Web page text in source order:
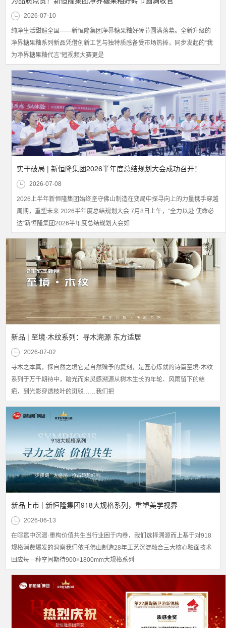
2026-07-10
纯净生活甜遍全国——新恒隆集团净界糖果釉好砖节圆满落幕。全新升级的
净界糖果釉系列新品凭借创新工艺与独特质感备受市场热捧，同步发起的“我
为净界糖果釉代言”短视频大赛更是
实干破局 | 新恒隆集团2026半年度总结规划大会成功召开！
2026-07-08
2026上半年新恒隆集团始终坚守佛山制造在变局中探寻向上的力量携手穿越
周期，重塑未来 2026半年度总结规划大会 7月8日上午，“全力以赴 使命必
达”新恒隆集团2026半年度总结规划大会如
新品 | 至境·木纹系列：寻木溯源 东方适居
2026-07-02
寻木之本真，探自然之境它是自然赠予的复刻，是匠心炼就的诗篇至境·木纹
系列于万千期待中，踏光而来灵感溯源从树木生长的年轮、风雨留下的结
疤，到光影穿透枝叶的斑驳……我们把
新品上市 | 新恒隆集团918大规格系列，重塑美学视界
2026-06-13
在喧嚣中沉潜·重构价值共生当行业困于内卷，我们选择溯源而上基于对918
规格消费爆发的洞察我们依托佛山制造28年工艺沉淀融合三大核心釉面技术
回应每一种空间期待900×1800mm大规格系列